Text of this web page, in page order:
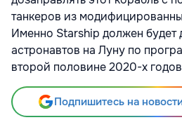
танкеров из
Именно Starship должен будет
астронавтов на Луну по
второй половине 2020-х
Подпишитесь на